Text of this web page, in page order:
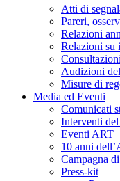
Atti di
Pareri,
Relazioni
Relazioni su
Consultazioni
Audizioni
Misure di
Media ed Eventi
Comunicati
Interventi del
Eventi ART
10 anni
Campagna
Press-kit